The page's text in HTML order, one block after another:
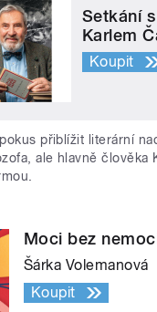
Setkání s
Karlem
Koupit
přiblížit literární
ale hlavně člověka
Moci bez
Šárka Volemanová
Koupit